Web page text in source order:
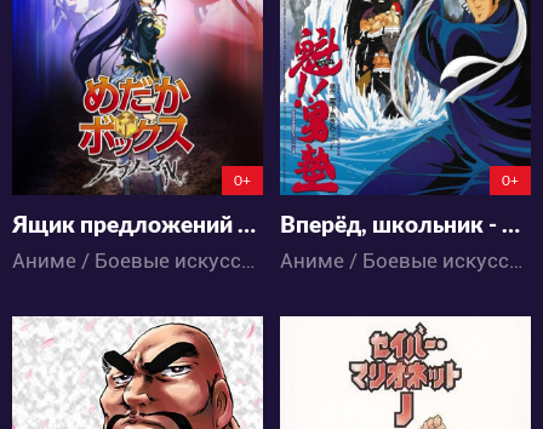
3 4
0+
Ящик предложений Мэдаки: Сверхлюди
Аниме / Боевые искусства / Комедия / Сёнэн / Школа / Экшен / Этти
1 1
0+
Вперёд, школьник - фильм
Аниме / Боевые искусства / Комедия / Сёнэн / Школа / Экшен